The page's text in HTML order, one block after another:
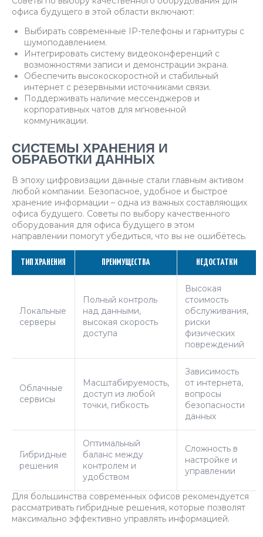
офиса будущего в этой области включают:
Выбирать современные IP-телефоны и гарнитуры с
шумоподавлением.
Интегрировать систему видеоконференций с
возможностями записи и демонстрации экрана.
Обеспечить высокоскоростной и стабильный
интернет с резервными источниками связи.
Поддерживать наличие мессенджеров и
корпоративных чатов для мгновенной
коммуникации.
СИСТЕМЫ ХРАНЕНИЯ И
ОБРАБОТКИ ДАННЫХ
В эпоху цифровизации данные стали главным активом
любой компании. Безопасное, удобное и быстрое
хранение информации – одна из важных составляющих
офиса будущего. Советы по выбору качественного
оборудования для офиса будущего в этом
направлении помогут убедиться, что вы не ошибётесь.
ТИП ХРАНЕНИЯ ПРЕИМУЩЕСТВА НЕДОСТАТКИ
Локальные
серверы
Полный контроль
над данными,
высокая скорость
доступа
Высокая
стоимость
обслуживания,
риски
физических
повреждений
Облачные
сервисы
Масштабируемость,
доступ из любой
точки, гибкость
Зависимость
от интернета,
вопросы
безопасности
данных
Гибридные
решения
Оптимальный
баланс между
контролем и
удобством
Сложность в
настройке и
управлении
Для большинства современных офисов рекомендуется
рассматривать гибридные решения, которые позволят
максимально эффективно управлять информацией.